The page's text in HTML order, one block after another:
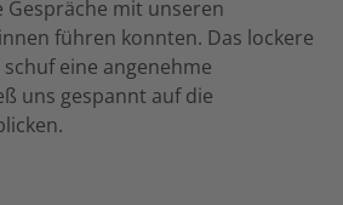
mit unseren
führen konnten. Das lockere
eine angenehme
uns gespannt auf die